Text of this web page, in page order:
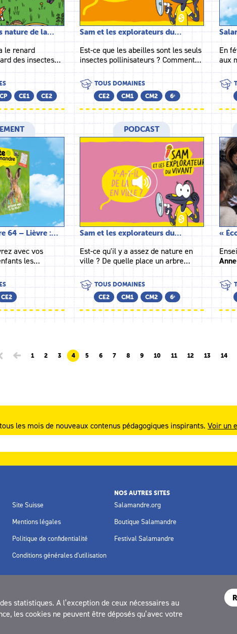
nature de la…
le renard
des insectes…
CP CE1 CE2
Sam et les explorateurs du…
Est-ce que les abeilles sont les seuls
insectes pollinisateurs ? Comment…
TOUS DOMAINES
CE2
CM1 CM2 6ᵉ
En
aux
64 – Lièvre :…
avec vos
les…
CE2
PODCAST
Sam et les explorateurs du…
Est-ce qu'il y a assez de nature en
ville ? De quelle place un arbre…
TOUS DOMAINES
CE2
CM1 CM2 6ᵉ
«
1 2 3 4 5 6 7 8 9 10 11 12 13 14
les mois de nouveaux contenus pédagogiques inspirants. Voir un
Site Suisse
Mentions légales
Politique de confidentialité
Conditions générales d'utilisation
NOS AUTRES SITES
Salamandre.org
Boutique Salamandre
Festival Salamandre
statistiques. A l’exception de ceux nécessaires au
les cookies ne peuvent être déposés qu’avec votre